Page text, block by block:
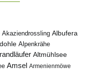
Akaziendrossling Albufera
Alpenkrähe
Altmühlsee
Amsel Armenienmöwe